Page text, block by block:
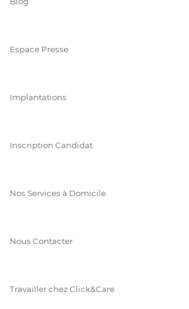
Espace Presse
Implantations
Inscription Candidat
Nos Services à Domicile
Nous Contacter
Travailler chez Click&Care